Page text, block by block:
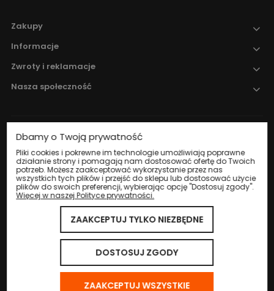
Zakupy
Informacje
Zwroty i reklamacje
Nasza społeczność
Nadzór nad obrotem produktami
leczniczymi weterynaryjnymi sprawuje
Wojewódzki Inspektorat Weterynarii w
Katowicach.
© 2024 Eco Life Group. Wszystkie prawa zastrzeżone.
Dbamy o Twoją prywatność
Pliki cookies i pokrewne im technologie umożliwiają poprawne
działanie strony i pomagają nam dostosować ofertę do Twoich
potrzeb. Możesz zaakceptować wykorzystanie przez nas
wszystkich tych plików i przejść do sklepu lub dostosować użycie
plików do swoich preferencji, wybierając opcję "Dostosuj zgody".
Więcej w naszej Polityce prywatności.
ZAAKCEPTUJ TYLKO NIEZBĘDNE
DOSTOSUJ ZGODY
ZAAKCEPTUJ WSZYSTKIE